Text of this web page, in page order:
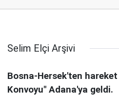
Selim Elçi Arşivi
Bosna-Hersek'ten
Konvoyu" Adana'ya geldi.